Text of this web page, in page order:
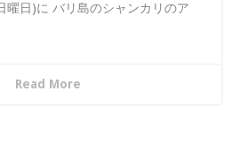
曜日)に バリ島のシャンカリのア
Read More